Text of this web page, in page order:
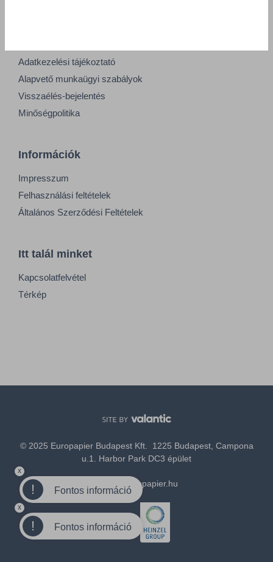
Adatkezelési tájékoztató
Alapvető munkaügyi szabályok
Visszaélés-bejelentés
Minőségpolitika
Információk
Impresszum
Felhasználási feltételek
Általános Szerződési Feltételek
Itt talál minket
Kapcsolatfelvétel
Térkép
© 2025 Europapier Budapest Kft. 1225 Budapest, Campona
u.1. Harbor Park DC3 épület
office@europapier.hu
Tagja a
! Fontos információ
x
! Fontos információ
x